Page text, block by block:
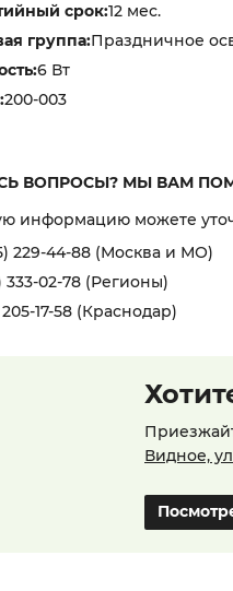
срок:12 мес.
группа:Праздничное
6 Вт
200-003
ВОПРОСЫ? МЫ ВАМ
информацию можете
229-44-88 (Москва и МО)
333-02-78 (Регионы)
17-58 (Краснодар)
Видное,